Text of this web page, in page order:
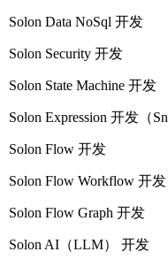
Solon Data NoSql 开发
Solon Security 开发
Solon State Machine 开发
Solon Expression 开发（
Solon Flow 开发
Solon Flow Workflow 开发
Solon Flow Graph 开发
Solon AI（LLM） 开发